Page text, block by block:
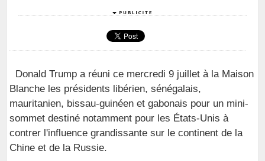
Donald Trump a réuni ce mercredi 9 juillet à la Maison
Blanche les présidents libérien, sénégalais,
mauritanien, bissau-guinéen et gabonais pour un mini-
sommet destiné notamment pour les États-Unis à
contrer l'influence grandissante sur le continent de la
Chine et de la Russie.